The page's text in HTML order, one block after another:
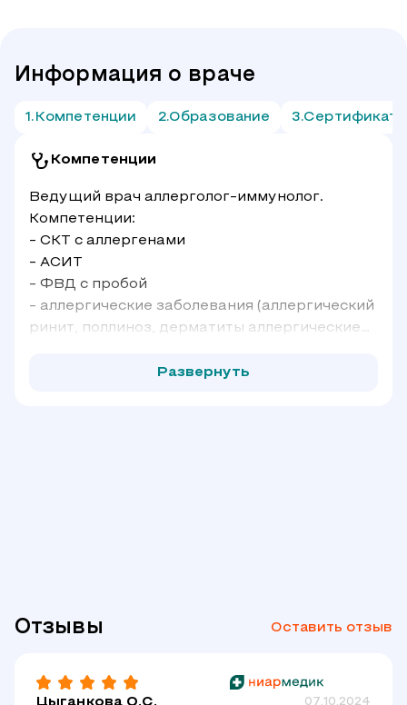
Информация о враче
Компетенции Образование
Компетенции
Ведущий врач аллерголог-иммунолог.
Компетенции:
- СКТ с аллергенами
- АСИТ
- ФВД с пробой
- аллергические заболевания (аллергический
ринит, поллиноз, дерматиты аллергические
- иммунодефицитные состояния
Развернуть
Отзывы Оставить отзыв
Цыганкова О.С. 07.10.2024